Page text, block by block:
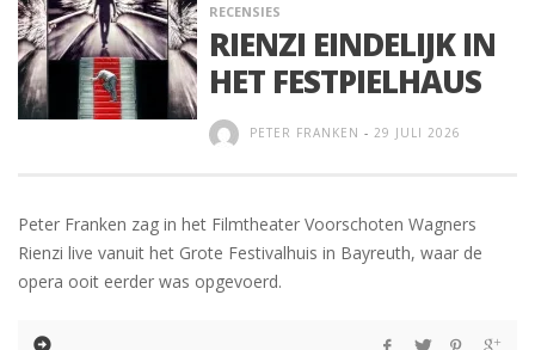
RECENSIES
RIENZI EINDELIJK IN
HET FESTPIELHAUS
PETER FRANKEN - 29 JULI 2026
Peter Franken zag in het Filmtheater Voorschoten Wagners
Rienzi live vanuit het Grote Festivalhuis in Bayreuth, waar de
opera ooit eerder was opgevoerd.